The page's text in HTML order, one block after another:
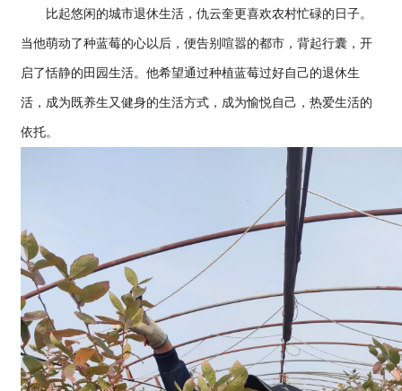
比起悠闲的城市退休生活，仇云奎更喜欢农村忙碌的日子。
当他萌动了种蓝莓的心以后，便告别喧嚣的都市，背起行囊，开
启了恬静的田园生活。他希望通过种植蓝莓过好自己的退休生
活，成为既养生又健身的生活方式，成为愉悦自己，热爱生活的
依托。